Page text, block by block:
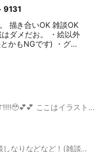
9131
描き合いOK 雑談OK
はダメだお。 ・絵以外
かもNGです) ・グロ
見てくれてありがとうございます‼️‼️🥹💕💕 ここはイラストのアドバイスが欲しい方から褒めまくられたい方まで、誰でも入っていただきたい‼️‼️という思いから作ったイラストオプです🫶💕💕 アニメや漫画、ゲーム、創作キャラクターなどなど 雑談・身内ネタ多いです‼️‼️通知貯まります‼️‼️💦 ですがイラストへの反応はみんなしてくれます‼️ なんなら雑談してるところにポンと置いた方が反応してくれます‼️‼️ 全然話遮ってもらって構いません‼️‼️👍💞💞 詳しいルールは大事なノートに記載しておりますのでご確認よろしくお願いします🙇 気になった方はいらっしゃい‼️みんなで歓迎いたします🫶💞💞 AI絵師様はご遠慮願います🙇🙇💦 追記 このオプは反応に関してのルールが他のイラストオプより厳しくなっていると思われます💦 具体的に話させていただきますと、自身が投下する時には直前の方のイラスト（推定3スクロール以内にあるもの）を必ず褒めてから投下していただきたいのです😢😢 それができそうにない方はこのオプは向いていないかなと想います😭💦‼️ そのほかにも厳しめのルールが多いのでゆるくしたい方は別のところへどうぞ🥲🥲🥲 #イラスト #アニメ #漫画 #絵描き #絵師 創設日 2025年9月16日火曜日
たくさんのイラストを見たり相談しなりなどなど！(雑談️⭕️)してるオプです‼️ きっとすぐみんなと仲良くできるので是非覗きに来て欲しいです！ もっと大きくしてみんなと楽しく雑談やお絵描きをしていきたいと思っておりますので一緒に大きくしてくれる方‼️ (時々絵チャなども！) 募集してます‪☺︎‬‪✌︎